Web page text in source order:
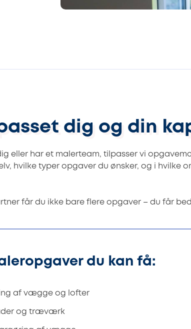
dig og din
eller har et malerteam, tilpasser vi
hvilke typer opgaver du ønsker, og i hvilke
får du ikke bare flere opgaver – du får
du kan få:
af vægge og lofter
og træværk